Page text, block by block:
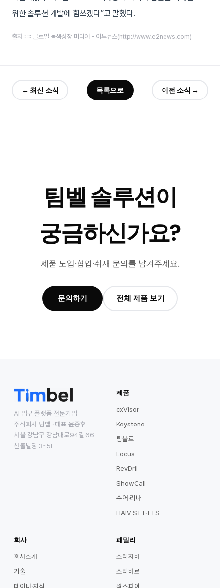
위한 솔루션 개발에 힘쓰겠다”고 말했다.
출처 : ::: 글로벌 녹색성장 미디어 - 이투뉴스(http://www.e2news.com)
← 최신 소식 목록으로 이전 소식 →
팀벨 솔루션이
궁금하신가요?
제품 도입·협업·취재 문의를 남겨주세요.
문의하기 전체 제품 보기
AI 업무 플랫폼 전문기업
주식회사 팀벨 · 대표 윤종후
서울 강남구 강남대로94길 66
산돌빌딩 3~5F
제품
cxVisor
Keystone
팀블로
Locus
RevDrill
ShowCall
수어·리나
HAIV STT·TTS
회사
회사소개
기술
데이터·지식
패밀리
소리자바
소리바로
웍스파이